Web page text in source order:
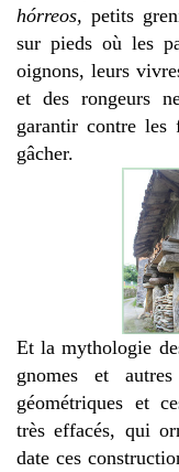
hórreos, petits
sur pieds où les
oignons, leurs
et des rongeurs
garantir contre les
gâcher.
Et la mythologie
gnomes et
géométriques et
très effacés, qui
date ces